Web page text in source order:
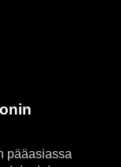
pääasiassa